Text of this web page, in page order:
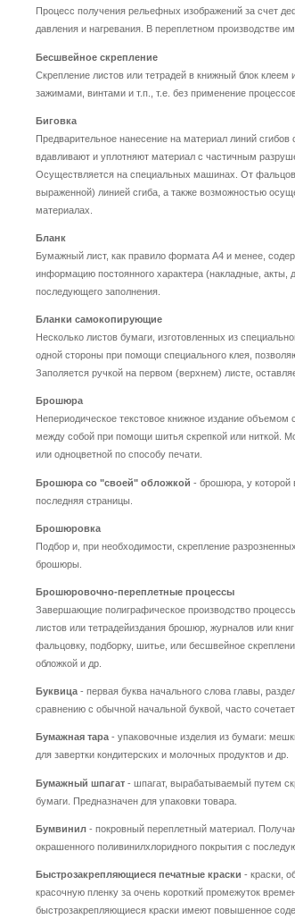
Процесс получения рельефных изображений за счет
давления и нагревания. В переплетном производстве
Бесшвейное скрепление
Скрепление листов или тетрадей в книжный блок
зажимами, винтами и т.п., т.е. без применение
Биговка
Предварительное нанесение на материал линий
вдавливают и уплотняют материал с частичным
Осуществляется на специальных машинах. От
выраженной) линией сгиба, а также возможностью
материалах.
Бланк
Бумажный лист, как правило формата А4 и менее,
информацию постоянного характера (накладные, акты,
последующего заполнения.
Бланки самокопирующие
Несколько листов бумаги, изготовленных из
одной стороны при помощи специального клея,
Заполяется ручкой на первом (верхнем) листе,
Брошюра
Непериодическое текстовое книжное издание
между собой при помощи шитья скрепкой или ниткой.
или одноцветной по способу печати.
Брошюра со "своей" обложкой - брошюра, у которой
последняя страницы.
Брошюровка
Подбор и, при необходимости, скрепление
брошюры.
Брошюровочно-переплетные процессы
Завершающие полиграфическое производство
листов или тетрадейиздания брошюр, журналов или
фальцовку, подборку, шитье, или бесшвейное
обложкой и др.
Буквица - первая буква начального слова главы,
сравнению с обычной начальной буквой, часто
Бумажная тара - упаковочные изделия из бумаги:
для завертки кондитерских и молочных продуктов и др.
Бумажный шпагат - шпагат, вырабатываемый путем
бумаги. Предназначен для упаковки товара.
Бумвинил - покровный переплетный материал.
окрашенного поливинилхлоридного покрытия с
Быстрозакрепляющиеся печатные краски - краски,
красочную пленку за очень короткий промежуток
быстрозакрепляющиеся краски имеют повышенное